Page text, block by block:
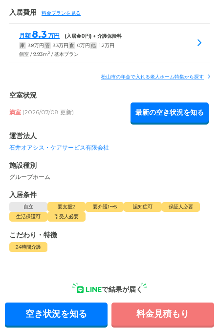
入居費用 料金プランを見る
月額 8.3 万円 (入居金0円) + 介護保険料
家 3.8万円 管 3.3万円 食 0万円 他 1.2万円
個室 / 9.93m2 / 基本プラン
松山市の年金で入れる老人ホーム特集から探す
空室状況
満室 (2026/07/08 更新) 最新の空き状況を知る
運営法人
石井オアシス・ケアサービス有限会社
施設種別
グループホーム
入居条件
自立 要支援2 要介護1〜5 認知症可
保証人必要
生活保護可
引受人必要
こだわり・特徴
24時間介護
LINEで結果が届く
空き状況を知る 料金見積もり